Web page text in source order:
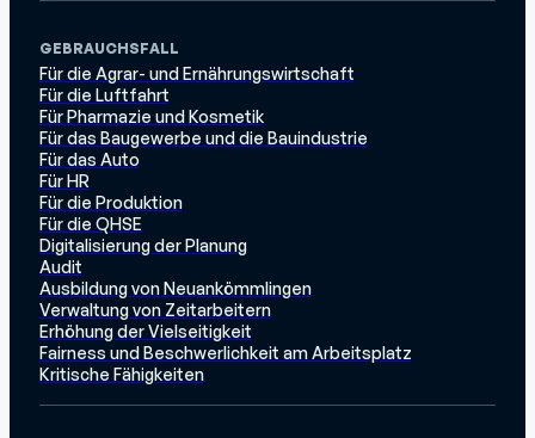
GEBRAUCHSFALL
Für die Agrar- und Ernährungswirtschaft
Für die Luftfahrt
Für Pharmazie und Kosmetik
Für das Baugewerbe und die Bauindustrie
Für das Auto
Für HR
Für die Produktion
Für die QHSE
Digitalisierung der Planung
Audit
Ausbildung von Neuankömmlingen
Verwaltung von Zeitarbeitern
Erhöhung der Vielseitigkeit
Fairness und Beschwerlichkeit am Arbeitsplatz
Kritische Fähigkeiten